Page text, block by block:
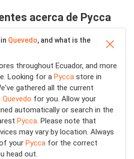
acerca de Pycca
Quevedo, and what is the
throughout Ecuador, and more
Looking for a Pycca store in
gathered all the current
Quevedo for you. Allow your
automatically or search in the
Pycca. Please note that
may vary by location. Always
your Pycca for the correct
head out.